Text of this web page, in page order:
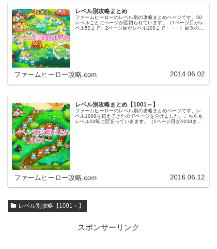
レベル別攻略まとめ
ファームヒーローのレベル別の攻略まとめページです。50
レベルごとにページが区切られています。（1ページ目がレ
ベル50まで、2ページ目がレベル100まで・・・）目次のリ
ファームヒーロー攻略.com 2014.06.02
レベル別攻略まとめ【1001～】
ファームヒーローのレベル別の攻略まとめページです。レ
ベル1000を超えてきたのでページを分けました。こちらも
レベル50毎に区切っていきます。（1ページ目が1050ま
ファームヒーロー攻略.com 2016.06.12
レベル別攻略【1001～】
スポンサーリンク